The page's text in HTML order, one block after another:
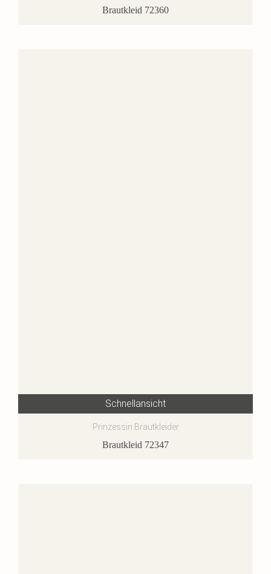
Brautkleid 72360
Schnellansicht
Prinzessin Brautkleider
Brautkleid 72347